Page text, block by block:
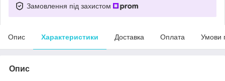
Замовлення під захистом
Опис Характеристики Доставка Оплата Умови
Опис